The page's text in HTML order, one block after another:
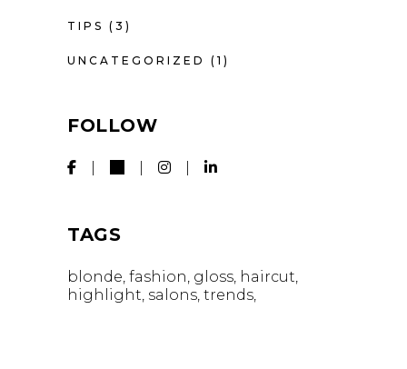
TIPS (3)
UNCATEGORIZED (1)
FOLLOW
TAGS
blonde fashion gloss haircut
highlight salons trends